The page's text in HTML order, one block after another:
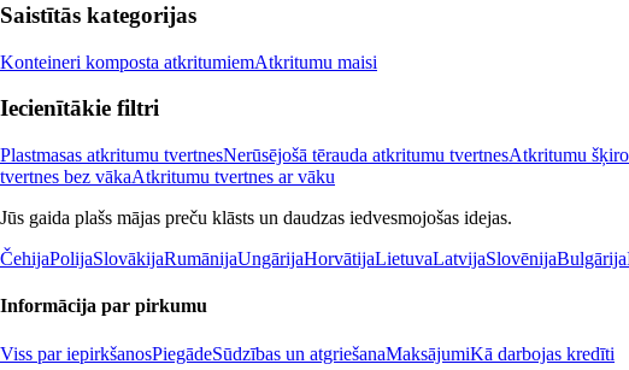
Saistītās kategorijas
Konteineri komposta atkritumiemAtkritumu maisi
Iecienītākie filtri
Plastmasas atkritumu tvertnesNerūsējošā tērauda atkritumu tvertnesAtkritumu
tvertnes bez vākaAtkritumu tvertnes ar vāku
Jūs gaida plašs mājas preču klāsts un daudzas iedvesmojošas idejas.
ČehijaPolijaSlovākijaRumānijaUngārijaHorvātijaLietuvaLatvijaSlovēnijaBulgārija
Informācija par pirkumu
Viss par iepirkšanosPiegādeSūdzības un atgriešanaMaksājumiKā darbojas kredīti